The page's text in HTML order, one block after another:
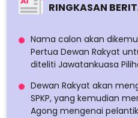
RINGKASAN
Nama calon akan
Pertua Dewan Rakyat
diteliti Jawatankuasa
Dewan Rakyat akan
SPKP, yang kemudian
Agong mengenai